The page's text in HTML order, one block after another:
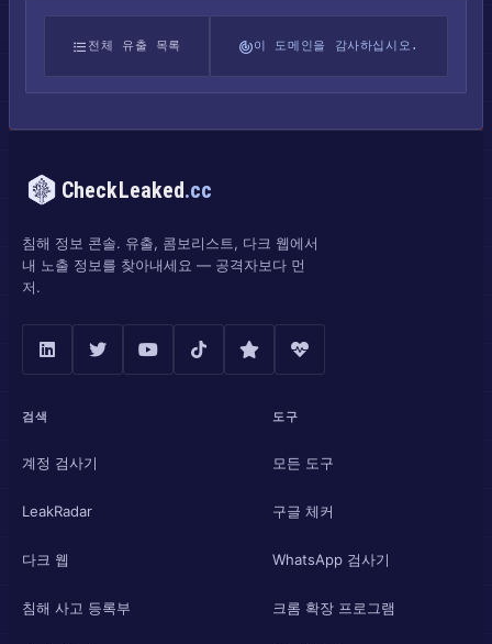
전체 유출 목록 이 도메인을 감사하십시오.
CheckLeaked.cc
침해 정보 콘솔. 유출, 콤보리스트, 다크 웹에서
내 노출 정보를 찾아내세요 — 공격자보다 먼
저.
검색
계정 검사기
LeakRadar
다크 웹
침해 사고 등록부
도구
모든 도구
구글 체커
WhatsApp 검사기
크롬 확장 프로그램